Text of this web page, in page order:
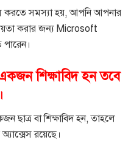
সমস্যা হয়, আপনি আপনার
করার জন্য Microsoft
শিক্ষাবিদ হন তবে
ছাত্র বা শিক্ষাবিদ হন, তাহলে
রয়েছে।